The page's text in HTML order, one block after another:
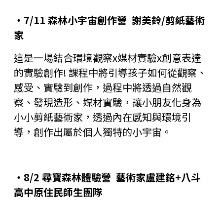
‧7/11 森林小宇宙創作營 謝美鈴/剪紙藝術
家
這是一場結合環境觀察x媒材實驗x創意表達
的實驗創作! 課程中將引導孩子如何從觀察、
感受、實驗到創作，過程中將透過自然觀
察、發現造形、媒材實驗，讓小朋友化身為
小小剪紙藝術家，透過內在感知與環境引
導，創作出屬於個人獨特的小宇宙。
‧8/2 尋寶森林體驗營 藝術家盧建銘+八斗
高中原住民師生團隊